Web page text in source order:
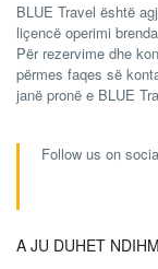
BLUE Travel është
liçencë operimi
Për rezervime dhe
përmes faqes së
janë pronë e BLUE
Follow us on
A JU DUHET